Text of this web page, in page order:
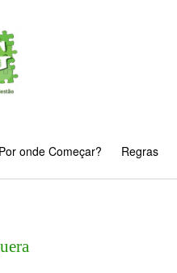
Por onde Começar? Regras